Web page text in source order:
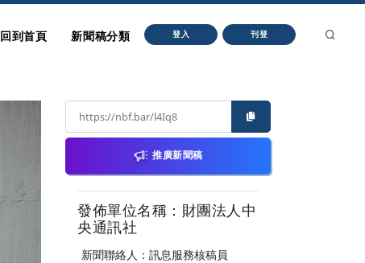
回到首頁 新聞稿分類 登入 刊登
推廣新聞稿
發佈單位名稱：財團法人中
央通訊社
新聞聯絡人：訊息服務核稿員